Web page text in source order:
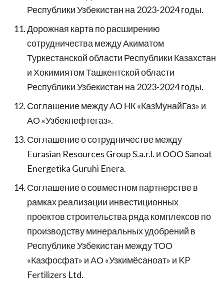
Республики Узбекистан на 2023-2024 годы.
Дорожная карта по расширению
сотрудничества между Акиматом
Туркестанской области Республики Казахстан
и Хокимиятом Ташкентской области
Республики Узбекистан на 2023-2024 годы.
Соглашение между АО НК «КазМунайГаз» и
АО «Узбекнефтегаз».
Соглашение о сотрудничестве между
Eurasian Resources Group S.a.r.l. и ООО Sanoat
Energetika Guruhi Enera.
Соглашение о совместном партнерстве в
рамках реализации инвестиционных
проектов строительства ряда комплексов по
производству минеральных удобрений в
Республике Узбекистан между ТОО
«Казфосфат» и АО «Узкимёсаноат» и KP
Fertilizers Ltd.